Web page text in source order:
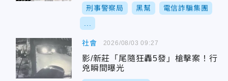
刑事警察局 黑幫 電信詐騙集團
社會
影/新莊「尾隨狂轟5發」槍擊案！行
兇瞬間曝光
2026/08/03 09:27